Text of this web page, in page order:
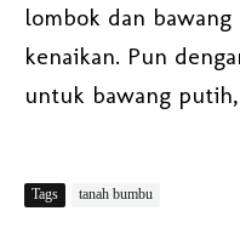
lombok dan
kenaikan. Pun
untuk bawang
Tags tanah bumbu